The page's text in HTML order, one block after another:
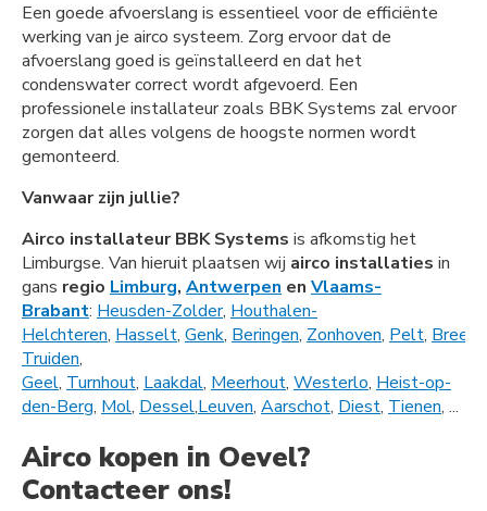
Een goede afvoerslang is essentieel voor de efficiënte
werking van je airco systeem. Zorg ervoor dat de
afvoerslang goed is geïnstalleerd en dat het
condenswater correct wordt afgevoerd. Een
professionele installateur zoals BBK Systems zal ervoor
zorgen dat alles volgens de hoogste normen wordt
gemonteerd.
Vanwaar zijn jullie?
Airco installateur BBK Systems is afkomstig het
Limburgse. Van hieruit plaatsen wij airco installaties in
gans regio Limburg, Antwerpen en Vlaams-
Brabant: Heusden-Zolder, Houthalen-
Helchteren, Hasselt, Genk, Beringen, Zonhoven, Pelt, Bree
Truiden,
Geel, Turnhout, Laakdal, Meerhout, Westerlo, Heist-op-
den-Berg, Mol, Dessel,Leuven, Aarschot, Diest, Tienen, ...
Airco kopen in Oevel?
Contacteer ons!